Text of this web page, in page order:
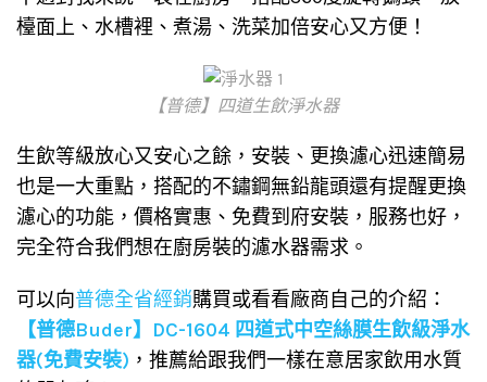
檯面上、水槽裡、煮湯、洗菜加倍安心又方便！
【普德】四道生飲淨水器
生飲等級放心又安心之餘，安裝、更換濾心迅速簡易
也是一大重點，搭配的不鏽鋼無鉛龍頭還有提醒更換
濾心的功能，價格實惠、免費到府安裝，服務也好，
完全符合我們想在廚房裝的濾水器需求。
可以向普德全省經銷購買或看看廠商自己的介紹：
【普德Buder】DC-1604 四道式中空絲膜生飲級淨水
器(免費安裝) ，推薦給跟我們一樣在意居家飲用水質